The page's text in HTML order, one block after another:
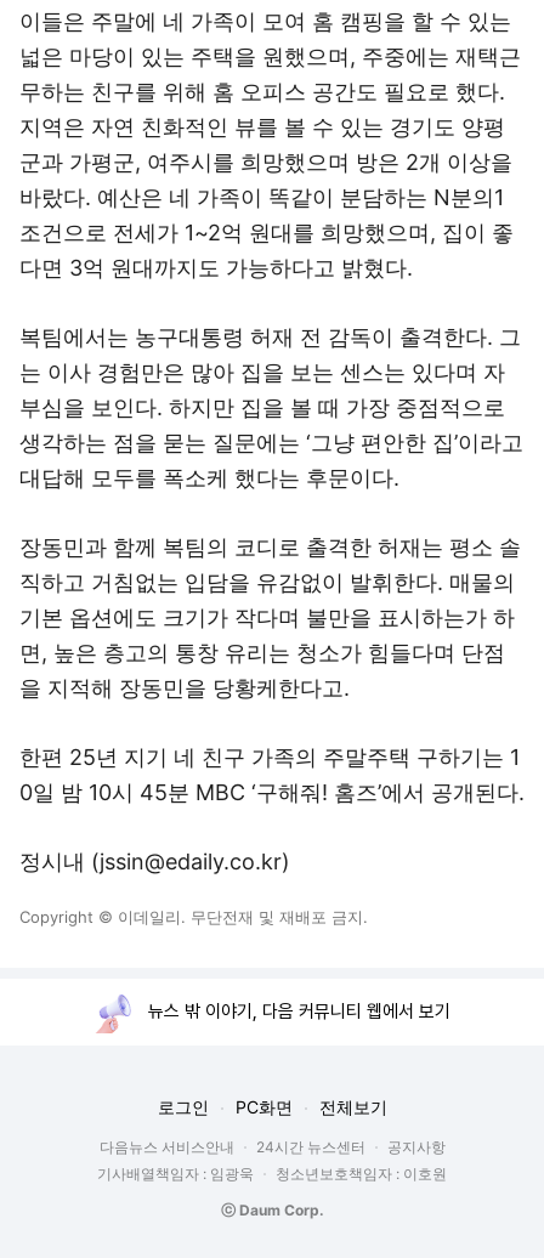
이들은 주말에 네 가족이 모여 홈 캠핑을 할 수 있는
넓은 마당이 있는 주택을 원했으며, 주중에는 재택근
무하는 친구를 위해 홈 오피스 공간도 필요로 했다.
지역은 자연 친화적인 뷰를 볼 수 있는 경기도 양평
군과 가평군, 여주시를 희망했으며 방은 2개 이상을
바랐다. 예산은 네 가족이 똑같이 분담하는 N분의1
조건으로 전세가 1~2억 원대를 희망했으며, 집이 좋
다면 3억 원대까지도 가능하다고 밝혔다.
복팀에서는 농구대통령 허재 전 감독이 출격한다. 그
는 이사 경험만은 많아 집을 보는 센스는 있다며 자
부심을 보인다. 하지만 집을 볼 때 가장 중점적으로
생각하는 점을 묻는 질문에는 ‘그냥 편안한 집’이라고
대답해 모두를 폭소케 했다는 후문이다.
장동민과 함께 복팀의 코디로 출격한 허재는 평소 솔
직하고 거침없는 입담을 유감없이 발휘한다. 매물의
기본 옵션에도 크기가 작다며 불만을 표시하는가 하
면, 높은 층고의 통창 유리는 청소가 힘들다며 단점
을 지적해 장동민을 당황케한다고.
한편 25년 지기 네 친구 가족의 주말주택 구하기는 1
0일 밤 10시 45분 MBC ‘구해줘! 홈즈’에서 공개된다.
정시내 (jssin@edaily.co.kr)
Copyright © 이데일리. 무단전재 및 재배포 금지.
뉴스 밖 이야기, 다음 커뮤니티 웹에서 보기
로그인 PC화면 전체보기
다음뉴스 서비스안내 24시간 뉴스센터
공지사항
기사배열책임자 : 임광욱
청소년보호책임자 : 이호원
ⓒ Daum Corp.